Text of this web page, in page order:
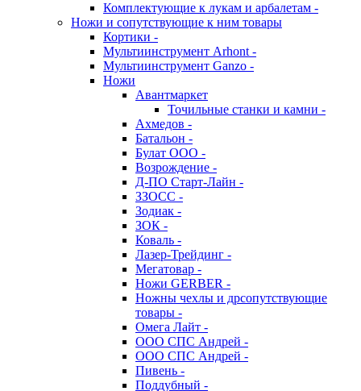
Комплектующие к лукам и арбалетам -
Ножи и сопутствующие к ним товары
Кортики -
Мультиинструмент Arhont -
Мультиинструмент Ganzo -
Ножи
Авантмаркет
Точильные станки и камни -
Ахмедов -
Батальон -
Булат ООО -
Возрождение -
Д-ПО Старт-Лайн -
ЗЗОСС -
Зодиак -
ЗОК -
Коваль -
Лазер-Трейдинг -
Мегатовар -
Ножи GERBER -
Ножны чехлы и дрсопутствующие
товары -
Омега Лайт -
ООО СПС Андрей -
ООО СПС Андрей -
Пивень -
Поддубный -